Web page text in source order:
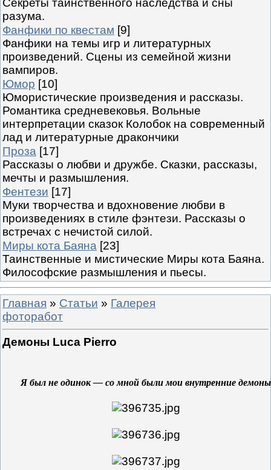
Секреты таинственного наследства и сны
разума.
Фанфики по квестам [9]
Фанфики на темы игр и литературных
произведений. Сцены из семейной жизни
вампиров.
Юмор [10]
Юмористические произведения и рассказы.
Романтика средневековья. Вольные
интерпретации сказок Колобок на современный
лад и литературные дракончики
Проза [17]
Рассказы о любви и дружбе. Сказки, рассказы,
мечты и размышления.
Фентези [17]
Муки творчества и вдохновение любви в
произведениях в стиле фэнтези. Рассказы о
встречах с нечистой силой.
Миры кота Баяна [23]
Таинственные и мистические Миры кота Баяна.
Философские размышления и пьесы.
Главная » Статьи » Галерея
фоторабот
Демоны Luca Pierro
Я был не одинок — со мной были мои внутренние демоны